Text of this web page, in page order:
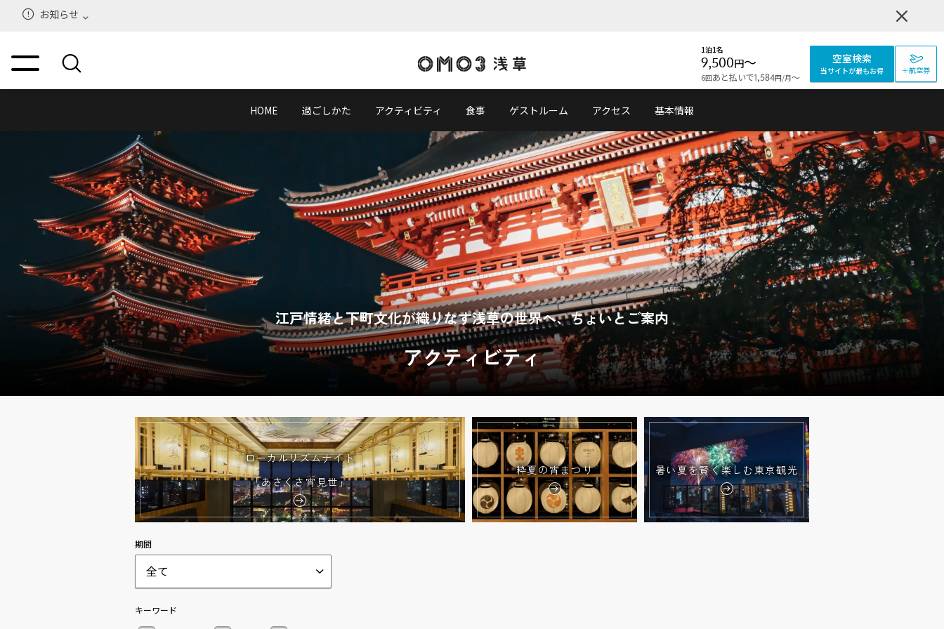
お知らせ
1泊1名
9,500円〜
6回あと払いで1,584円/月〜
空室検索
当サイトが最もお得 ＋航空券
HOME 過ごしかた アクティビティ 食事 ゲストルーム アクセス 基本情報
江戸情緒と下町文化が織りなす浅草の世界へ、ちょいとご案内
アクティビティ
ローカルリズムナイト
「あさくさ宵見世」
粋夏の宵まつり 暑い夏を賢く楽しむ東京観光
期間
全て
キーワード